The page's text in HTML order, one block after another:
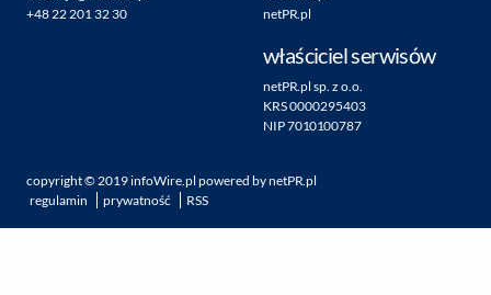
+48 22 201 32 30
netPR.pl
właściciel serwisów
netPR.pl sp. z o.o.
KRS 0000295403
NIP 7010100787
copyright ©2019infoWire.pl powered bynetPR.pl
regulamin
prywatność RSS